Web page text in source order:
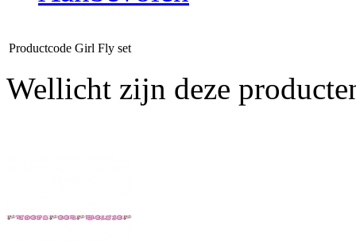
Productcode Girl Fly set
Wellicht zijn deze